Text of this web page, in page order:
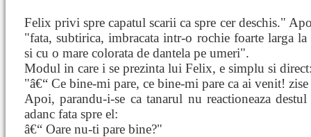
Felix privi spre capatul scarii ca spre cer deschis."
"fata, subtirica, imbracata intr-o rochie foarte larga
si cu o mare colorata de dantela pe umeri".
Modul in care i se prezinta lui Felix, e simplu si
"â€“ Ce bine-mi pare, ce bine-mi pare ca ai venit!
Apoi, parandu-i-se ca tanarul nu reactioneaza
adanc fata spre el:
â€“ Oare nu-ti pare bine?"